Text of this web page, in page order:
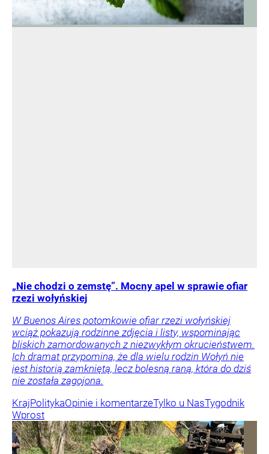
„Nie chodzi o zemstę”. Mocny apel w sprawie ofiar
rzezi wołyńskiej
W Buenos Aires potomkowie ofiar rzezi wołyńskiej
wciąż pokazują rodzinne zdjęcia i listy, wspominając
bliskich zamordowanych z niezwykłym okrucieństwem.
Ich dramat przypomina, że dla wielu rodzin Wołyń nie
jest historią zamkniętą, lecz bolesną raną, która do dziś
nie została zagojona.
KrajPolitykaOpinie i komentarzeTylko u NasTygodnik
Wprost